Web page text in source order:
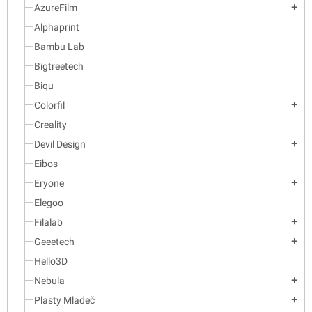
AzureFilm add
Alphaprint
Bambu Lab
Bigtreetech
Biqu
Colorfil
add
Creality
Devil Design
add
Eibos
Eryone
add
Elegoo
Filalab
add
Geeetech add
Hello3D
Nebula
add
Plasty Mladeč add
přehledné zobrazení teploty,
?️ Udržujte své filamenty suché a
připravené – FilaDryer S2 je
ideálním řešením pro každého